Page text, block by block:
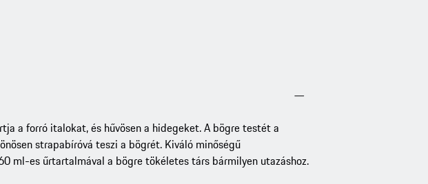
a forró italokat, és hűvösen a hidegeket. A bögre testét a
strapabíróvá teszi a bögrét. Kiváló minőségű
ml-es űrtartalmával a bögre tökéletes társ bármilyen utazáshoz.